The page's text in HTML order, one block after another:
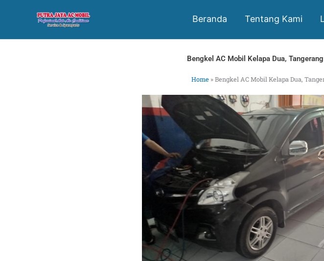
Beranda Tentang Kami
Bengkel AC Mobil Kelapa Dua,
Home »Bengkel AC Mobil Kelapa Dua,